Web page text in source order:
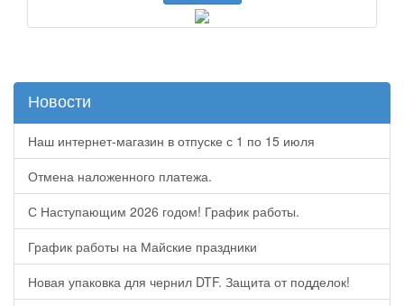
Новости
Наш интернет-магазин в отпуске с 1 по 15 июля
Отмена наложенного платежа.
С Наступающим 2026 годом! График работы.
График работы на Майские праздники
Новая упаковка для чернил DTF. Защита от подделок!